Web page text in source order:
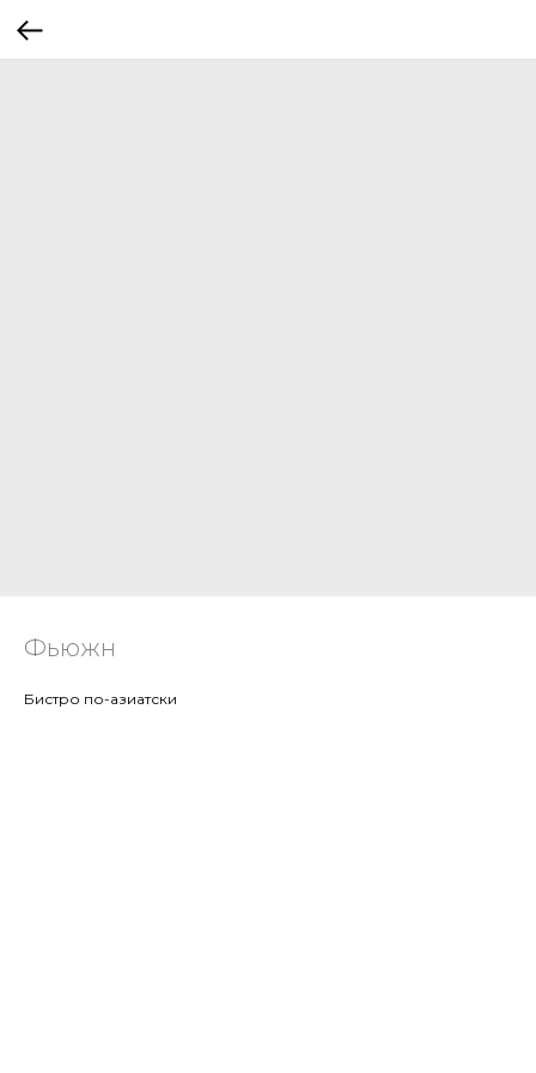
Фьюжн
Бистро по-азиатски